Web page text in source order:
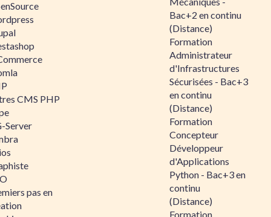
CMS PHP
Server
pas en
Bac+2 en continu
(Distance)
Formation
Administrateur
d'Infrastructures
Sécurisées - Bac+3
en continu
(Distance)
Formation
Concepteur
Développeur
d'Applications
Python - Bac+3 en
continu
(Distance)
Formation